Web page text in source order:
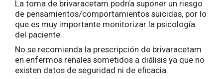
La toma de brivaracetam podría suponer un riesgo
de pensamientos/comportamientos suicidas, por lo
que es muy importante monitorizar la psicología
del paciente.
No se recomienda la prescripción de brivaracetam
en enfermos renales sometidos a diálisis ya que no
existen datos de seguridad ni de eficacia.